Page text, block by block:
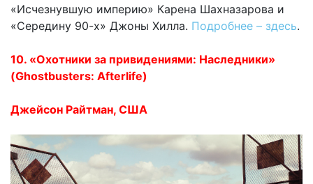
«Исчезнувшую империю» Карена Шахназарова и
«Середину 90-х» Джоны Хилла. Подробнее – здесь.
10. «Охотники за привидениями: Наследники»
(Ghostbusters: Afterlife)
Джейсон Райтман, США